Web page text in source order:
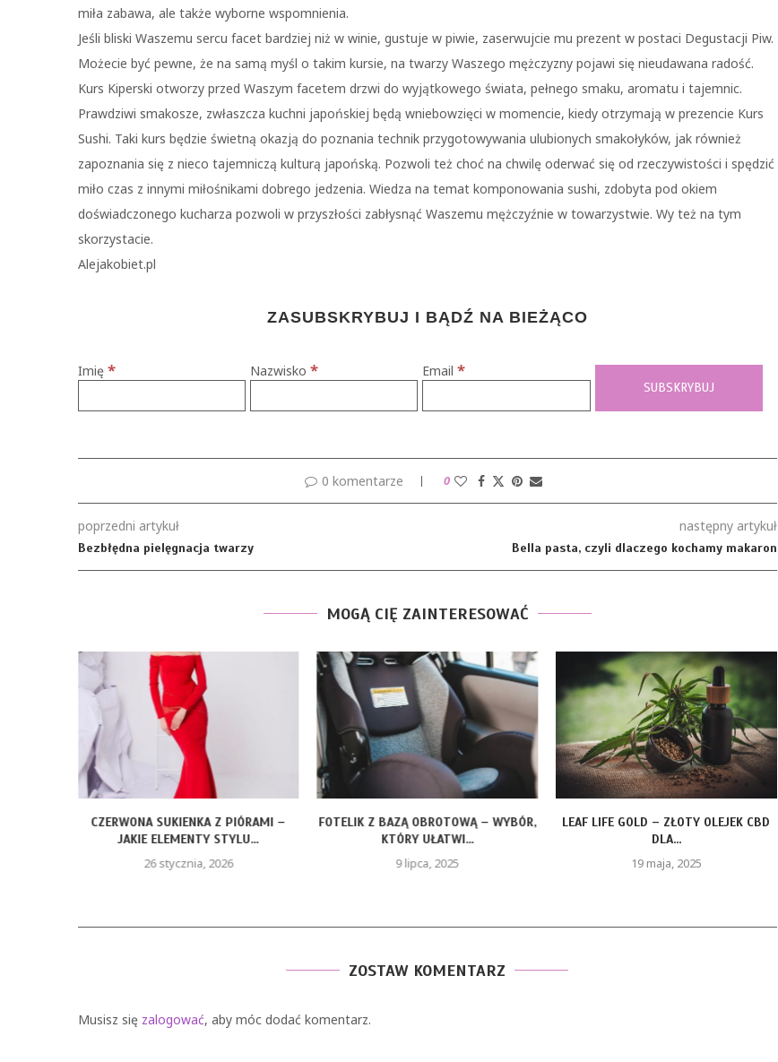
miła zabawa, ale także wyborne wspomnienia.
Jeśli bliski Waszemu sercu facet bardziej niż w winie, gustuje w piwie, zaserwujcie mu prezent w postaci Degustacji Piw.
Możecie być pewne, że na samą myśl o takim kursie, na twarzy Waszego mężczyzny pojawi się nieudawana radość.
Kurs Kiperski otworzy przed Waszym facetem drzwi do wyjątkowego świata, pełnego smaku, aromatu i tajemnic.
Prawdziwi smakosze, zwłaszcza kuchni japońskiej będą wniebowzięci w momencie, kiedy otrzymają w prezencie Kurs
Sushi. Taki kurs będzie świetną okazją do poznania technik przygotowywania ulubionych smakołyków, jak również
zapoznania się z nieco tajemniczą kulturą japońską. Pozwoli też choć na chwilę oderwać się od rzeczywistości i spędzić
miło czas z innymi miłośnikami dobrego jedzenia. Wiedza na temat komponowania sushi, zdobyta pod okiem
doświadczonego kucharza pozwoli w przyszłości zabłysnąć Waszemu mężczyźnie w towarzystwie. Wy też na tym
skorzystacie.
Alejakobiet.pl
ZASUBSKRYBUJ I BĄDŹ NA BIEŻĄCO
Imię * Nazwisko* Email*
0 komentarze 0
poprzedni artykuł
Bezbłędna pielęgnacja twarzy
następny artykuł
Bella pasta, czyli dlaczego kochamy makaron
MOGĄ CIĘ ZAINTERESOWAĆ
CZERWONA SUKIENKA Z PIÓRAMI –
JAKIE ELEMENTY STYLU...
26 stycznia, 2026
FOTELIK Z BAZĄ OBROTOWĄ – WYBÓR,
KTÓRY UŁATWI...
9 lipca, 2025
LEAF LIFE GOLD – ZŁOTY OLEJEK CBD
DLA...
19 maja, 2025
ZOSTAW KOMENTARZ
Musisz się zalogować, aby móc dodać komentarz.